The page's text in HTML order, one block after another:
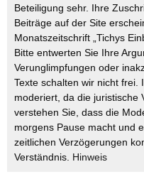
Beteiligung sehr. Ihre
Beiträge auf der Site
Monatszeitschrift „Tichys
Bitte entwerten Sie Ihre
Verunglimpfungen oder
Texte schalten wir nicht frei.
moderiert, da die juristische
verstehen Sie, dass die
morgens Pause macht und
zeitlichen Verzögerungen
Verständnis. Hinweis